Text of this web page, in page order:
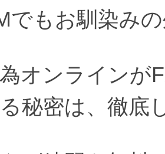
でもお馴染み
オンラインが
秘密は、徹底